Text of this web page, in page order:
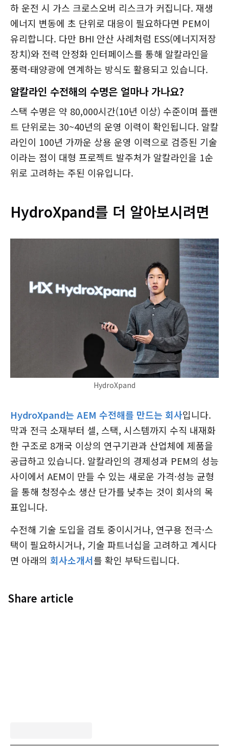
하 운전 시 가스 크로스오버 리스크가 커집니다. 재생
에너지 변동에 초 단위로 대응이 필요하다면 PEM이
유리합니다. 다만 BHI 안산 사례처럼 ESS(에너지저장
장치)와 전력 안정화 인터페이스를 통해 알칼라인을
풍력·태양광에 연계하는 방식도 활용되고 있습니다.
알칼라인 수전해의 수명은 얼마나 가나요?
스택 수명은 약 80,000시간(10년 이상) 수준이며 플랜
트 단위로는 30~40년의 운영 이력이 확인됩니다. 알칼
라인이 100년 가까운 상용 운영 이력으로 검증된 기술
이라는 점이 대형 프로젝트 발주처가 알칼라인을 1순
위로 고려하는 주된 이유입니다.
HydroXpand를 더 알아보시려면
HydroXpand
HydroXpand는 AEM 수전해를 만드는 회사입니다.
막과 전극 소재부터 셀, 스택, 시스템까지 수직 내재화
한 구조로 8개국 이상의 연구기관과 산업체에 제품을
공급하고 있습니다. 알칼라인의 경제성과 PEM의 성능
사이에서 AEM이 만들 수 있는 새로운 가격·성능 균형
을 통해 청정수소 생산 단가를 낮추는 것이 회사의 목
표입니다.
수전해 기술 도입을 검토 중이시거나, 연구용 전극·스
택이 필요하시거나, 기술 파트너십을 고려하고 계시다
면 아래의 회사소개서를 확인 부탁드립니다.
Share article